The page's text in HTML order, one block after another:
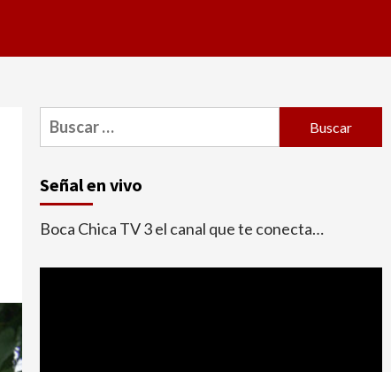
Buscar:
Señal en vivo
Boca Chica TV 3 el canal que te conecta…